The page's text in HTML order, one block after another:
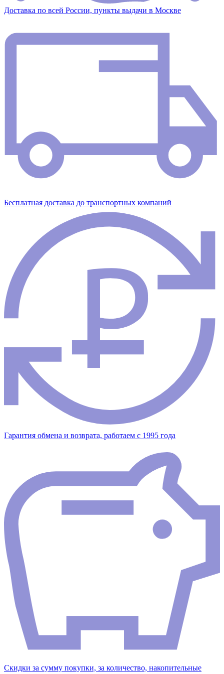
Доставка по всей России, пункты выдачи в Москве
Бесплатная доставка до транспортных компаний
Гарантия обмена и возврата, работаем с 1995 года
Скидки за сумму покупки, за количество, накопительные